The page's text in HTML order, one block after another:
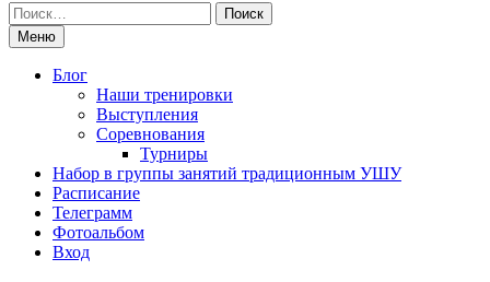
Поиск
по:Меню
Блог
Наши тренировки
Выступления
Соревнования
Турниры
Набор в группы занятий традиционным УШУ
Расписание
Телеграмм
Фотоальбом
Вход